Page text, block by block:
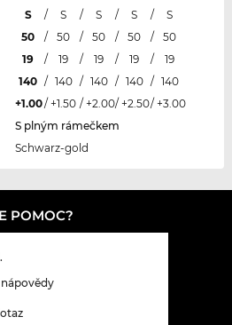
S / S / S / S /
S
50 / 50 / 50 / 50 /
50
19 / 19 / 19 / 19 /
19
140 / 140 / 140 / 140 / 140
+1.00/ +1.50 / +2.00/ +2.50/ +3.00
S plným rámečkem
Schwarz-gold
POMOC?